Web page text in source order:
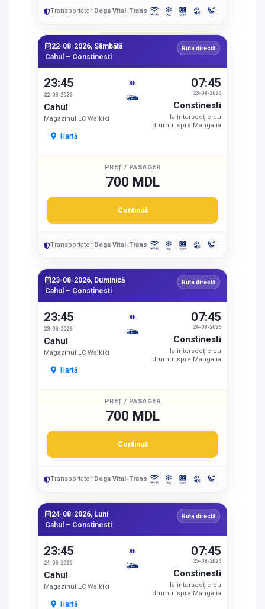
Transportator:Doga Vital-Trans
22-08-2026, Sâmbătă
Cahul – Constinesti
Ruta directă
23:45
22-08-2026
Cahul
Magazinul LC Waikiki
Hartă
8h
23-08-2026
07:45
Constinesti
la intersecție cu
drumul spre Mangalia
PREȚ / PASAGER
700 MDL
Continuă
Transportator:Doga Vital-Trans
23-08-2026, Duminică
Cahul – Constinesti
Ruta directă
23:45
23-08-2026
Cahul
Magazinul LC Waikiki
Hartă
8h
24-08-2026
07:45
Constinesti
la intersecție cu
drumul spre Mangalia
PREȚ / PASAGER
700 MDL
Continuă
Transportator:Doga Vital-Trans
24-08-2026, Luni
Cahul – Constinesti
Ruta directă
23:45
24-08-2026
Cahul
Magazinul LC Waikiki
Hartă
8h
25-08-2026
07:45
Constinesti
la intersecție cu
drumul spre Mangalia